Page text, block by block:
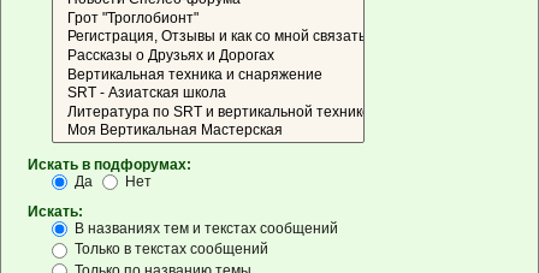
Искать в подфорумах:
Да
Нет
Искать:
В названиях тем и текстах сообщений
Только в текстах сообщений